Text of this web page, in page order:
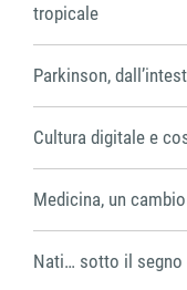
tropicale
Parkinson,
Cultura digitale e
Medicina, un
Nati… sotto il segno